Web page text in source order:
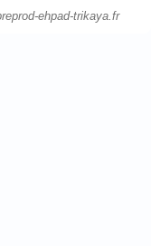
ehpad-trikaya.fr